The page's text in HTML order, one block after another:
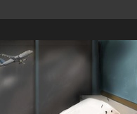
مسابقه بین‌المللی کارتون آیدین
دوغان، ترکیه،…